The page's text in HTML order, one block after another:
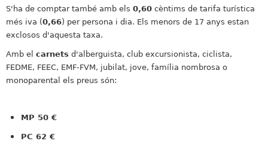
S'ha de comptar també amb els 0,60 cèntims de tarifa turística
més iva (0,66) per persona i dia. Els menors de 17 anys estan
exclosos d'aquesta taxa.
Amb el carnets d'alberguista, club excursionista, ciclista,
FEDME, FEEC, EMF-FVM, jubilat, jove, família nombrosa o
monoparental els preus són:
MP 50 €
PC 62 €